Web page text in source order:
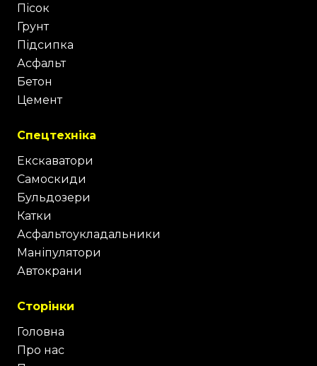
Пісок
Грунт
Підсипка
Асфальт
Бетон
Цемент
Спецтехніка
Екскаватори
Самоскиди
Бульдозери
Катки
Асфальтоукладальники
Маніпулятори
Автокрани
Сторінки
Головна
Про нас